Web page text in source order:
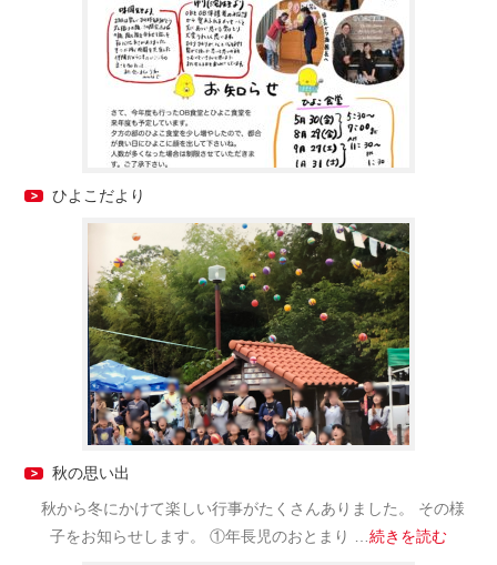
ひよこだより
秋の思い出
秋から冬にかけて楽しい行事がたくさんありました。 その様
子をお知らせします。 ①年長児のおとまり … 続きを読む